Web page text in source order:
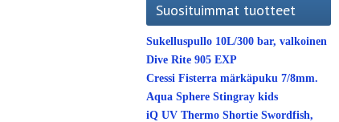
Suosituimmat tuotteet
Sukelluspullo 10L/300 bar, valkoinen
Dive Rite 905 EXP
Cressi Fisterra märkäpuku 7/8mm.
Aqua Sphere Stingray kids
iQ UV Thermo Shortie Swordfish,